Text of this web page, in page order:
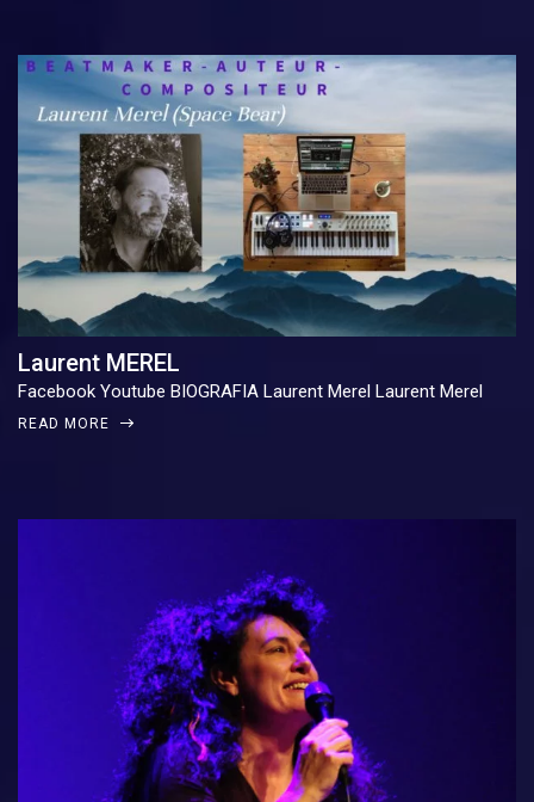
Laurent MEREL
Facebook Youtube BIOGRAFIA Laurent Merel Laurent Merel
READ MORE